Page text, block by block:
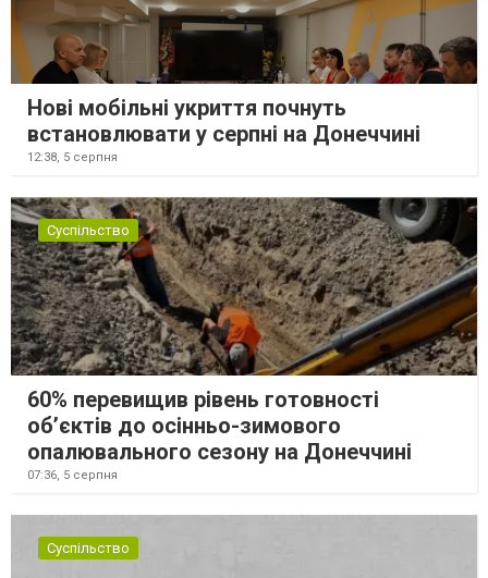
Нові мобільні укриття почнуть
встановлювати у серпні на Донеччині
12:38, 5 серпня
Суспільство
60% перевищив рівень готовності
об’єктів до осінньо-зимового
опалювального сезону на Донеччині
07:36, 5 серпня
Суспільство